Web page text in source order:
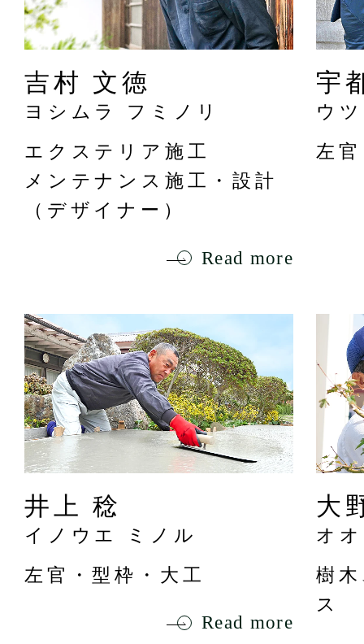
吉村 文徳
ヨシムラ フミノリ
エクステリア施工
メンテナンス施工・設計
（デザイナー）
Read more
宇
ウ
左官
井上 稔
イノウエ ミノル
左官・型枠・大工
Read more
大
オ
樹
ス